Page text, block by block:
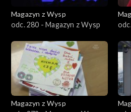
Magazyn z Wysp
odc. 280 - Magazyn z Wysp
Magazyn z Wysp